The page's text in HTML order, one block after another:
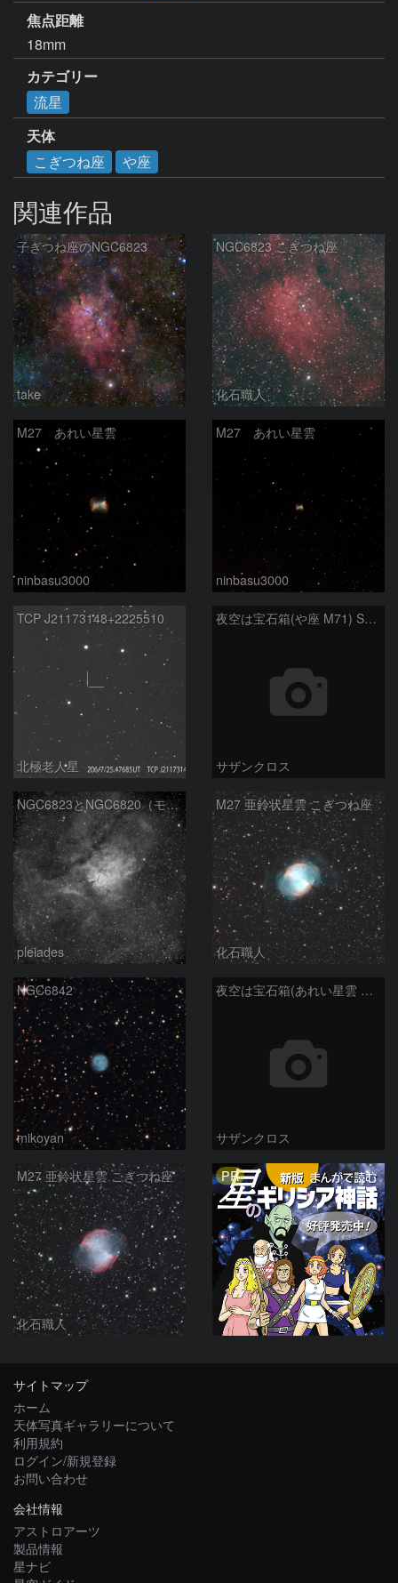
焦点距離
18mm
カテゴリー
流星
天体
こぎつね座
や座
関連作品
子ぎつね座のNGC6823
take
NGC6823 こぎつね座
化石職人
M27 あれい星雲
ninbasu3000
M27 あれい星雲
ninbasu3000
TCP J21173148+2225510
北極老人星
夜空は宝石箱(や座 M71) Seestar50
サザンクロス
NGC6823とNGC6820（モノクロ）
pleiades
M27 亜鈴状星雲 こぎつね座
化石職人
NGC6842
mikoyan
夜空は宝石箱(あれい星雲 M27) Seestar50
サザンクロス
M27 亜鈴状星雲 こぎつね座
化石職人
PR
サイトマップ
ホーム
天体写真ギャラリーについて
利用規約
ログイン/新規登録
お問い合わせ
会社情報
アストロアーツ
製品情報
星ナビ